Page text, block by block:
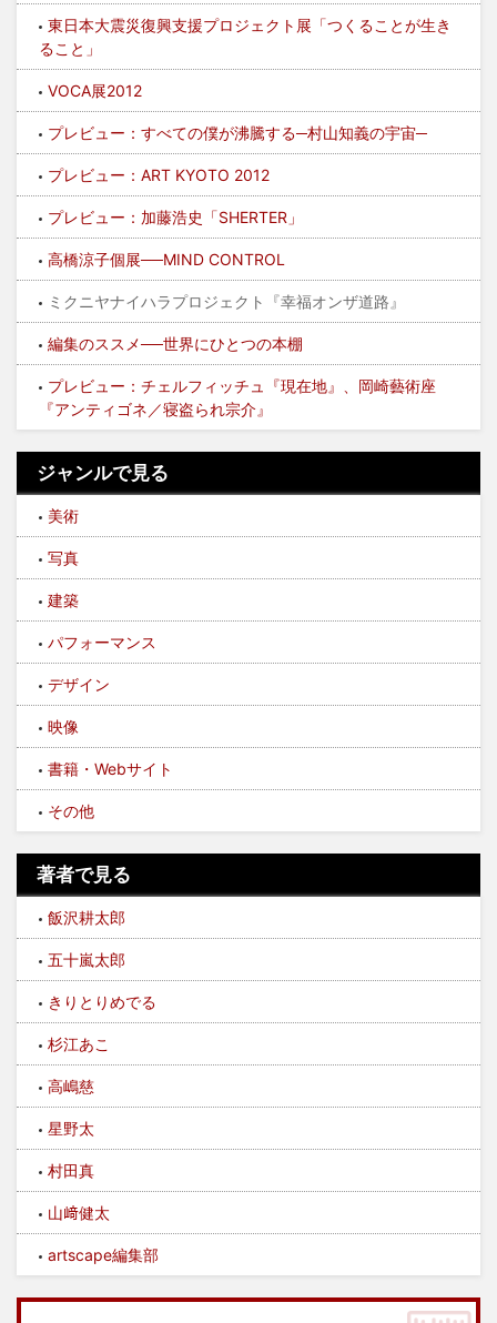
東日本大震災復興支援プロジェクト展「つくることが生き
ること」
VOCA展2012
プレビュー：すべての僕が沸騰する─村山知義の宇宙─
プレビュー：ART KYOTO 2012
プレビュー：加藤浩史「SHERTER」
高橋涼子個展──MIND CONTROL
ミクニヤナイハラプロジェクト『幸福オンザ道路』
編集のススメ──世界にひとつの本棚
プレビュー：チェルフィッチュ『現在地』、岡崎藝術座
『アンティゴネ／寝盗られ宗介』
ジャンルで見る
美術
写真
建築
パフォーマンス
デザイン
映像
書籍・Webサイト
その他
著者で見る
飯沢耕太郎
五十嵐太郎
きりとりめでる
杉江あこ
高嶋慈
星野太
村田真
山﨑健太
artscape編集部